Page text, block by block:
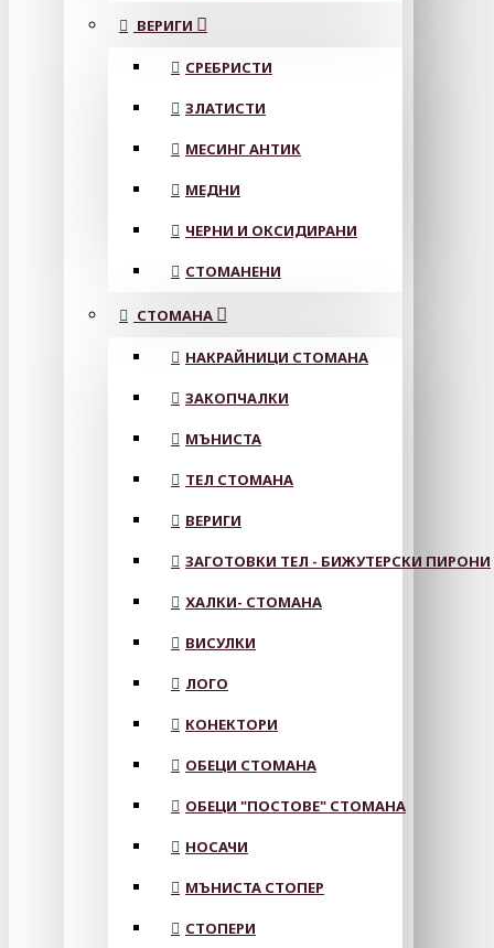
ВЕРИГИ
СРЕБРИСТИ
ЗЛАТИСТИ
МЕСИНГ АНТИК
МЕДНИ
ЧЕРНИ И ОКСИДИРАНИ
СТОМАНЕНИ
СТОМАНА
НАКРАЙНИЦИ СТОМАНА
ЗАКОПЧАЛКИ
МЪНИСТА
ТЕЛ СТОМАНА
ВЕРИГИ
ЗАГОТОВКИ ТЕЛ - БИЖУТЕРСКИ ПИРОНИ
ХАЛКИ- СТОМАНА
ВИСУЛКИ
ЛОГО
КОНЕКТОРИ
ОБЕЦИ СТОМАНА
ОБЕЦИ "ПОСТОВЕ" СТОМАНА
НОСАЧИ
МЪНИСТА СТОПЕР
СТОПЕРИ